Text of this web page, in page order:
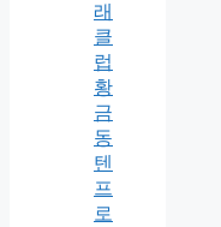
래
클
럽
황
금
동
텐
프
로